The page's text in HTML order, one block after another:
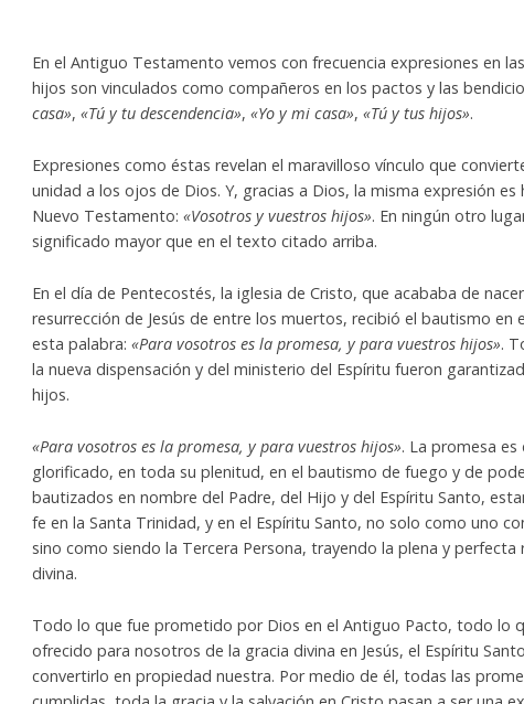
En el Antiguo Testamento vemos con frecuencia expresiones en
hijos son vinculados como compañeros en los pactos y las
casa», «Tú y tu descendencia», «Yo y mi casa», «Tú y tus hijos».
Expresiones como éstas revelan el maravilloso vínculo que
unidad a los ojos de Dios. Y, gracias a Dios, la misma expresión es
Nuevo Testamento: «Vosotros y vuestros hijos». En ningún otro
significado mayor que en el texto citado arriba.
En el día de Pentecostés, la iglesia de Cristo, que acababa de
resurrección de Jesús de entre los muertos, recibió el bautismo en
esta palabra: «Para vosotros es la promesa, y para vuestros hijos».
la nueva dispensación y del ministerio del Espíritu fueron
hijos.
«Para vosotros es la promesa, y para vuestros hijos». La promesa es
glorificado, en toda su plenitud, en el bautismo de fuego y de
bautizados en nombre del Padre, del Hijo y del Espíritu Santo,
fe en la Santa Trinidad, y en el Espíritu Santo, no solo como uno
sino como siendo la Tercera Persona, trayendo la plena y perfecta
divina.
Todo lo que fue prometido por Dios en el Antiguo Pacto, todo lo
ofrecido para nosotros de la gracia divina en Jesús, el Espíritu
convertirlo en propiedad nuestra. Por medio de él, todas las